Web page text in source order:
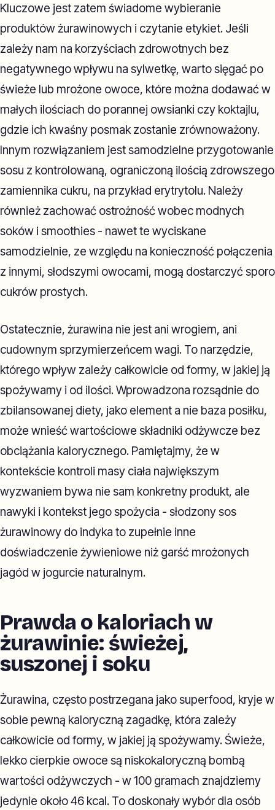
Kluczowe jest zatem świadome wybieranie
produktów żurawinowych i czytanie etykiet. Jeśli
zależy nam na korzyściach zdrowotnych bez
negatywnego wpływu na sylwetkę, warto sięgać po
świeże lub mrożone owoce, które można dodawać w
małych ilościach do porannej owsianki czy koktajlu,
gdzie ich kwaśny posmak zostanie zrównoważony.
Innym rozwiązaniem jest samodzielne przygotowanie
sosu z kontrolowaną, ograniczoną ilością zdrowszego
zamiennika cukru, na przykład erytrytolu. Należy
również zachować ostrożność wobec modnych
soków i smoothies - nawet te wyciskane
samodzielnie, ze względu na konieczność połączenia
z innymi, słodszymi owocami, mogą dostarczyć sporo
cukrów prostych.
Ostatecznie, żurawina nie jest ani wrogiem, ani
cudownym sprzymierzeńcem wagi. To narzędzie,
którego wpływ zależy całkowicie od formy, w jakiej ją
spożywamy i od ilości. Wprowadzona rozsądnie do
zbilansowanej diety, jako element a nie baza posiłku,
może wnieść wartościowe składniki odżywcze bez
obciążania kalorycznego. Pamiętajmy, że w
kontekście kontroli masy ciała największym
wyzwaniem bywa nie sam konkretny produkt, ale
nawyki i kontekst jego spożycia - słodzony sos
żurawinowy do indyka to zupełnie inne
doświadczenie żywieniowe niż garść mrożonych
jagód w jogurcie naturalnym.
Prawda o kaloriach w
żurawinie: świeżej,
suszonej i soku
Żurawina, często postrzegana jako superfood, kryje w
sobie pewną kaloryczną zagadkę, która zależy
całkowicie od formy, w jakiej ją spożywamy. Świeże,
lekko cierpkie owoce są niskokaloryczną bombą
wartości odżywczych - w 100 gramach znajdziemy
jedynie około 46 kcal. To doskonały wybór dla osób